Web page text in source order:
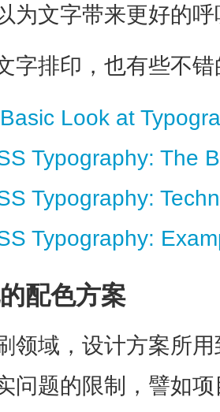
为文字带来更好的
字排印，也有些不
Look at
Typography: The
Typography:
Typography:
配色方案
领域，设计方案所
问题的限制，譬如